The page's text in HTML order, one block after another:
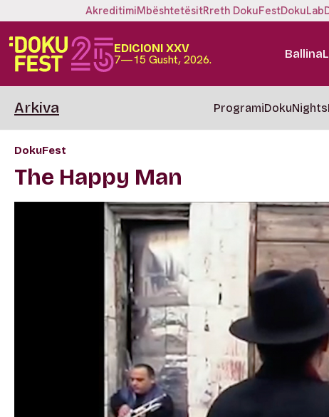
AkreditimiMbështetësitRreth DokuFestDokuLab
EDICIONI XXV
7—15 Gusht, 2026. Ballina
Arkiva ProgramiDokuNights
DokuFest
The Happy Man